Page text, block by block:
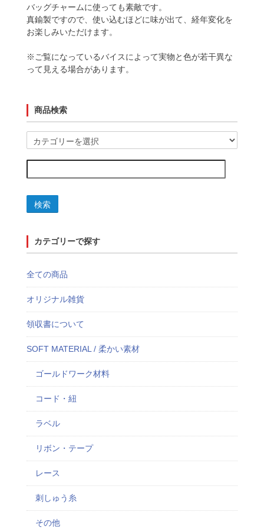
バッグチャームに使っても素敵です。
真鍮製ですので、使い込むほどに味が出て、経年変化を
お楽しみいただけます。
※ご覧になっているバイスによって実物と色が若干異な
って見える場合があります。
商品検索
検索
カテゴリーで探す
全ての商品
オリジナル雑貨
領収書について
SOFT MATERIAL / 柔かい素材
ゴールドワーク材料
コード・紐
ラベル
リボン・テープ
レース
刺しゅう糸
その他